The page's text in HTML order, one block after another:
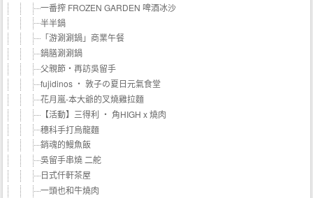
一番搾 FROZEN GARDEN 啤酒冰沙
半半鍋
「游涮涮鍋」商業午餐
鍋膳涮涮鍋
父親節‧再訪吳留手
fujidinos ‧ 敦子の夏日元氣食堂
花月嵐-本大爺的叉燒雞拉麵
【活動】三得利 ‧ 角HIGH x 燒肉
穗科手打烏龍麵
銷魂的鰻魚飯
吳留手串燒 二舵
日式仟軒茶屋
一頭也和牛燒肉